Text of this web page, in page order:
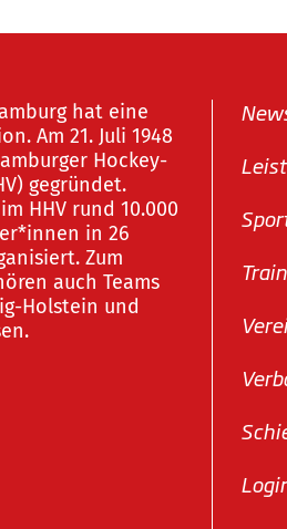
hat eine
Am 21. Juli 1948
Hockey-
gegründet.
HHV rund 10.000
in 26
Zum
auch Teams
Holstein und